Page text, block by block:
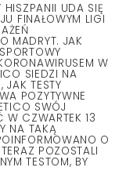
UDA SIĘ
FINAŁOWYM LIGI
MADRYT. JAK
W
SIEDZI NA
JAK TESTY
POZYTYWNE
SWÓJ
W CZWARTEK 13
NA TAKĄ
O
POZOSTALI
TESTOM, BY